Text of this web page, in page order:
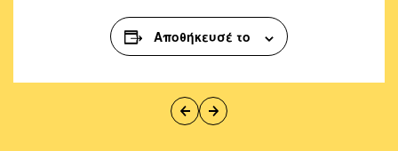
Αποθήκευσέ το